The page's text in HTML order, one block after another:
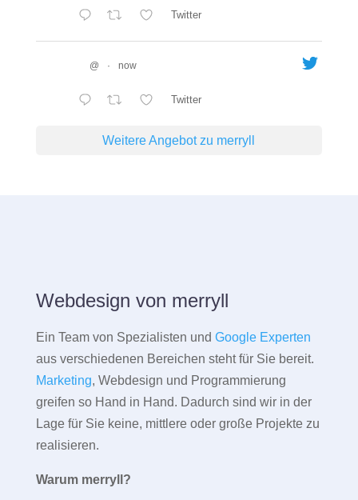
Twitter
@ · now
Twitter
Weitere Angebot zu merryll
Webdesign von merryll
Ein Team von Spezialisten und Google Experten
aus verschiedenen Bereichen steht für Sie bereit.
Marketing, Webdesign und Programmierung
greifen so Hand in Hand. Dadurch sind wir in der
Lage für Sie keine, mittlere oder große Projekte zu
realisieren.
Warum merryll?